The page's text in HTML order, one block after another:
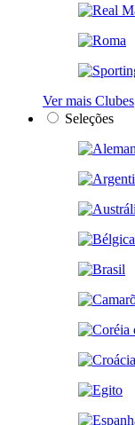
Ver mais Clubes
Seleções